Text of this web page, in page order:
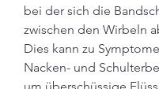
bei der sich die
zwischen den Wirbeln
Dies kann zu
Nacken- und